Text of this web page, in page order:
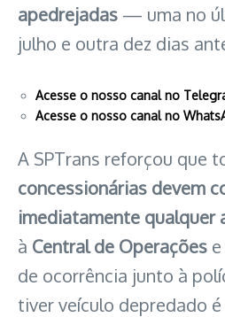
apedrejadas — uma no
julho e outra dez dias
Acesse o nosso canal no
Acesse o nosso canal no
A SPTrans reforçou que
concessionárias devem
imediatamente qualquer
à Central de Operações
de ocorrência junto à
tiver veículo depredado